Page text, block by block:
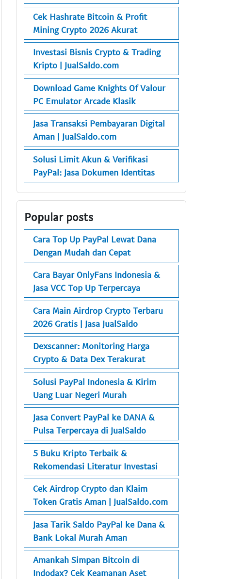
Cek Hashrate Bitcoin & Profit
Mining Crypto 2026 Akurat
Investasi Bisnis Crypto & Trading
Kripto | JualSaldo.com
Download Game Knights Of Valour
PC Emulator Arcade Klasik
Jasa Transaksi Pembayaran Digital
Aman | JualSaldo.com
Solusi Limit Akun & Verifikasi
PayPal: Jasa Dokumen Identitas
Popular posts
Cara Top Up PayPal Lewat Dana
Dengan Mudah dan Cepat
Cara Bayar OnlyFans Indonesia &
Jasa VCC Top Up Terpercaya
Cara Main Airdrop Crypto Terbaru
2026 Gratis | Jasa JualSaldo
Dexscanner: Monitoring Harga
Crypto & Data Dex Terakurat
Solusi PayPal Indonesia & Kirim
Uang Luar Negeri Murah
Jasa Convert PayPal ke DANA &
Pulsa Terpercaya di JualSaldo
5 Buku Kripto Terbaik &
Rekomendasi Literatur Investasi
Cek Airdrop Crypto dan Klaim
Token Gratis Aman | JualSaldo.com
Jasa Tarik Saldo PayPal ke Dana &
Bank Lokal Murah Aman
Amankah Simpan Bitcoin di
Indodax? Cek Keamanan Aset